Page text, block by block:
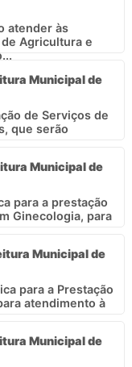
atender às
Agricultura e
Municipal de
de Serviços de
que serão
Municipal de
para a prestação
Ginecologia, para
Municipal de
para a Prestação
atendimento à
Municipal de